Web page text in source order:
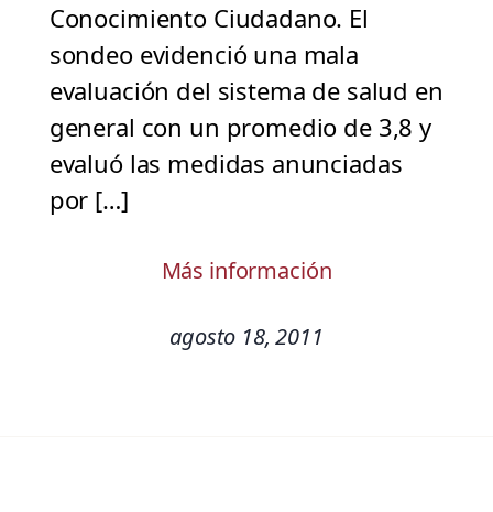
Conocimiento Ciudadano. El
sondeo evidenció una mala
evaluación del sistema de salud en
general con un promedio de 3,8 y
evaluó las medidas anunciadas
por […]
Más información
agosto 18, 2011